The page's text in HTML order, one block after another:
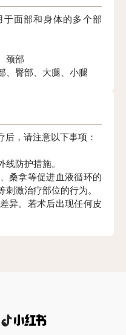
面部和身体的多个部
颈部
、臀部、大腿、小腿
，请注意以下事项：
线防护措施。
桑拿等促进血液循环的
激治疗部位的行为。
异。若术后出现任何皮